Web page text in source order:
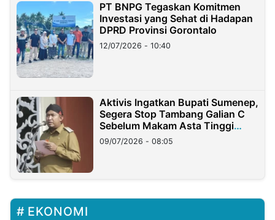
PT BNPG Tegaskan Komitmen
Investasi yang Sehat di Hadapan
DPRD Provinsi Gorontalo
12/07/2026 - 10:40
Aktivis Ingatkan Bupati Sumenep,
Segera Stop Tambang Galian C
Sebelum Makam Asta Tinggi
Longsor
09/07/2026 - 08:05
EKONOMI